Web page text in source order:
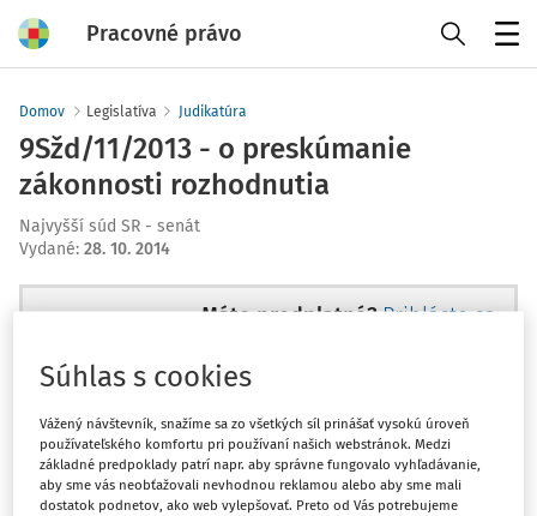
Pracovné právo
Domov Legislatíva Judikatúra
9Sžd/11/2013 - o preskúmanie
zákonnosti rozhodnutia
Najvyšší súd SR - senát
Vydané: 28. 10. 2014
Máte predplatné? Prihláste sa
Tento dokument je len pre
predplatiteľov VIP.
Súhlas s cookies
Vážený návštevník, snažíme sa zo všetkých síl prinášať vysokú úroveň
používateľského komfortu pri používaní našich webstránok. Medzi
základné predpoklady patrí napr. aby správne fungovalo vyhľadávanie,
aby sme vás neobťažovali nevhodnou reklamou alebo aby sme mali
dostatok podnetov, ako web vylepšovať. Preto od Vás potrebujeme